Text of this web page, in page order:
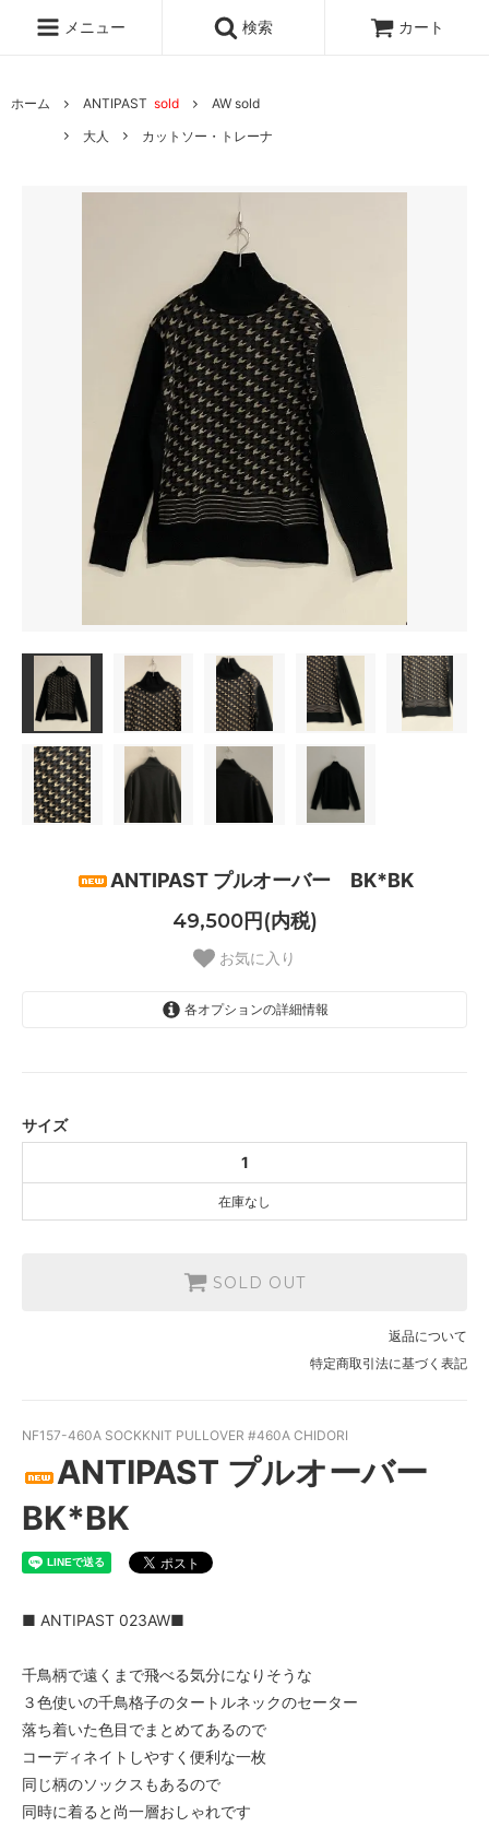
メニュー 検索 カート
ホーム ANTIPAST sold
AW sold
大人
カットソー・トレーナ
ANTIPAST プルオーバー BK*BK
49,500円(内税)
お気に入り
各オプションの詳細情報
サイズ
1
在庫なし
SOLD OUT
返品について
特定商取引法に基づく表記
NF157-460A SOCKKNIT PULLOVER #460A CHIDORI
ANTIPAST プルオーバー
BK*BK
■ ANTIPAST 023AW■
千鳥柄で遠くまで飛べる気分になりそうな
３色使いの千鳥格子のタートルネックのセーター
落ち着いた色目でまとめてあるので
コーディネイトしやすく便利な一枚
同じ柄のソックスもあるので
同時に着ると尚一層おしゃれです